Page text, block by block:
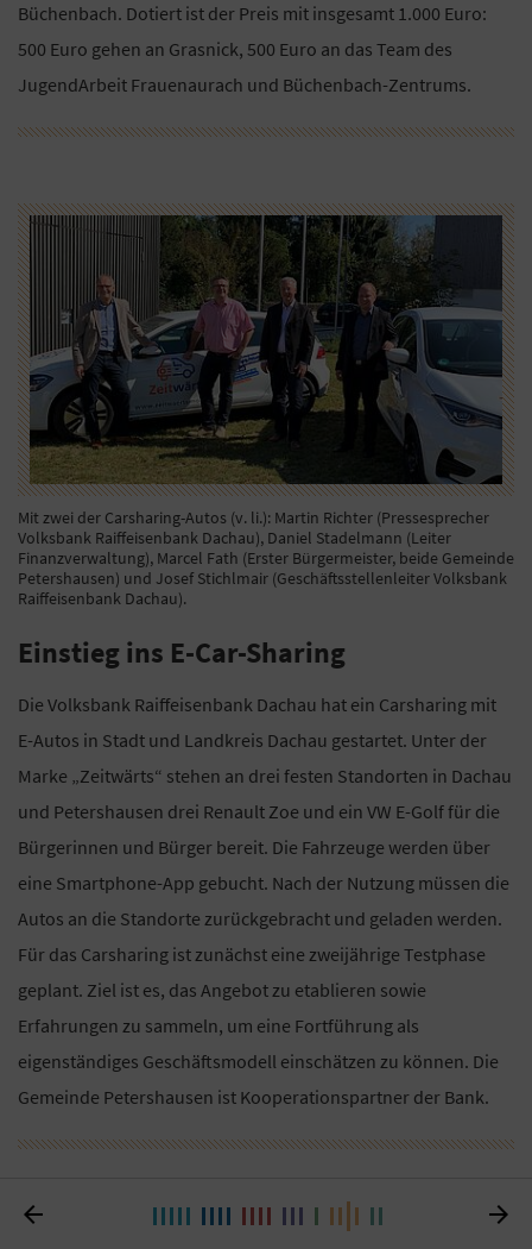
Büchenbach. Dotiert ist der Preis mit insgesamt 1.000 Euro:
500 Euro gehen an Grasnick, 500 Euro an das Team des
JugendArbeit Frauenaurach und Büchenbach-Zentrums.
Mit zwei der Carsharing-Autos (v. li.): Martin Richter (Pressesprecher
Volksbank Raiffeisenbank Dachau), Daniel Stadelmann (Leiter
Finanzverwaltung), Marcel Fath (Erster Bürgermeister, beide Gemeinde
Petershausen) und Josef Stichlmair (Geschäftsstellenleiter Volksbank
Raiffeisenbank Dachau).
Einstieg ins E-Car-Sharing
Die Volksbank Raiffeisenbank Dachau hat ein Carsharing mit
E-Autos in Stadt und Landkreis Dachau gestartet. Unter der
Marke „Zeitwärts“ stehen an drei festen Standorten in Dachau
und Petershausen drei Renault Zoe und ein VW E-Golf für die
Bürgerinnen und Bürger bereit. Die Fahrzeuge werden über
eine Smartphone-App gebucht. Nach der Nutzung müssen die
Autos an die Standorte zurückgebracht und geladen werden.
Für das Carsharing ist zunächst eine zweijährige Testphase
geplant. Ziel ist es, das Angebot zu etablieren sowie
Erfahrungen zu sammeln, um eine Fortführung als
eigenständiges Geschäftsmodell einschätzen zu können. Die
Gemeinde Petershausen ist Kooperationspartner der Bank.
 